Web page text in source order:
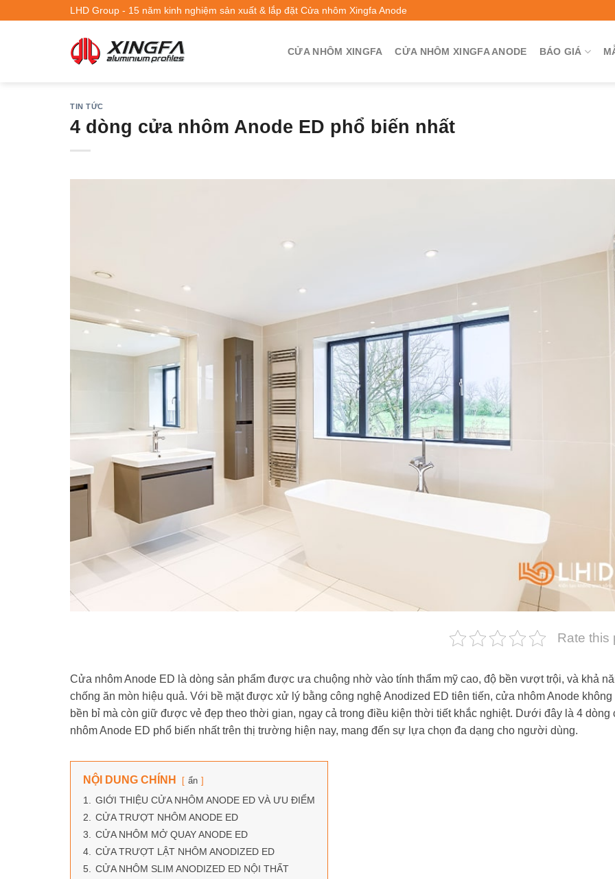
LHD Group - 15 năm kinh nghiệm sản xuất & lắp đặt Cửa nhôm Xingfa Anode
CỬA NHÔM XINGFA CỬA NHÔM XINGFA ANODE BÁO GIÁ
TIN TỨC
4 dòng cửa nhôm Anode ED phổ biến nhất
Rate this
Cửa nhôm Anode ED là dòng sản phẩm được ưa chuộng nhờ vào tính thẩm mỹ cao, độ bền vượt trội, và khả
chống ăn mòn hiệu quả. Với bề mặt được xử lý bằng công nghệ Anodized ED tiên tiến, cửa nhôm Anode không
bền bỉ mà còn giữ được vẻ đẹp theo thời gian, ngay cả trong điều kiện thời tiết khắc nghiệt. Dưới đây là 4 dòng
nhôm Anode ED phổ biến nhất trên thị trường hiện nay, mang đến sự lựa chọn đa dạng cho người dùng.
NỘI DUNG CHÍNH ẩn
1.
GIỚI THIỆU CỬA NHÔM ANODE ED VÀ ƯU ĐIỂM
2.
CỬA TRƯỢT NHÔM ANODE ED
3.
CỬA NHÔM MỞ QUAY ANODE ED
4.
CỬA TRƯỢT LẬT NHÔM ANODIZED ED
5.
CỬA NHÔM SLIM ANODIZED ED NỘI THẤT